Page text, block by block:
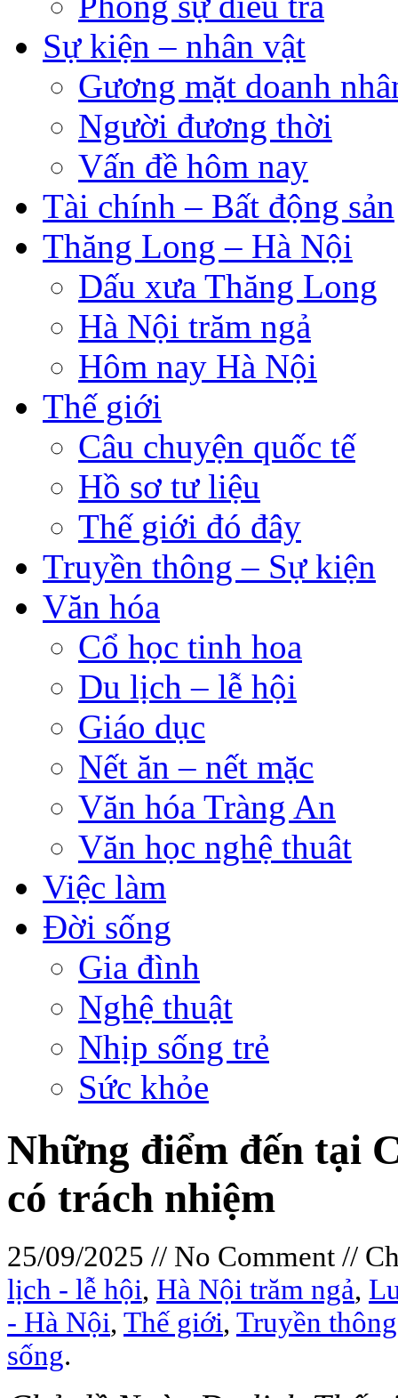
Sự kiện – nhân vật
Gương mặt doanh
Người đương thời
Vấn đề hôm nay
Tài chính – Bất động sản
Thăng Long – Hà Nội
Dấu xưa Thăng Long
Hà Nội trăm ngả
Hôm nay Hà Nội
Thế giới
Câu chuyện quốc tế
Hồ sơ tư liệu
Thế giới đó đây
Truyền thông – Sự kiện
Văn hóa
Cổ học tinh hoa
Du lịch – lễ hội
Giáo dục
Nết ăn – nết mặc
Văn hóa Tràng An
Văn học nghệ thuât
Việc làm
Đời sống
Gia đình
Nghệ thuật
Nhịp sống trẻ
Sức khỏe
Những điểm đến tại
có trách nhiệm
25/09/2025 // No Comment //
lịch - lễ hội, Hà Nội trăm ngả,
- Hà Nội, Thế giới, Truyền
sống.